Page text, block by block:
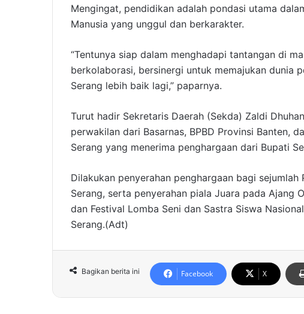
Mengingat, pendidikan adalah pondasi utama
Manusia yang unggul dan berkarakter.
“Tentunya siap dalam menghadapi tantangan di
berkolaborasi, bersinergi untuk memajukan dunia
Serang lebih baik lagi,” paparnya.
Turut hadir Sekretaris Daerah (Sekda) Zaldi
perwakilan dari Basarnas, BPBD Provinsi Banten,
Serang yang menerima penghargaan dari Bupati
Dilakukan penyerahan penghargaan bagi
Serang, serta penyerahan piala Juara pada Ajang
dan Festival Lomba Seni dan Sastra Siswa
Serang.(Adt)
Bagikan berita ini Facebook X